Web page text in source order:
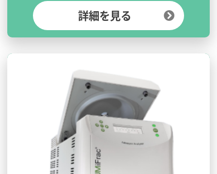
詳細を見る